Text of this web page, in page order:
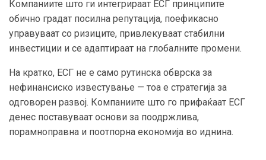
Компаниите што ги интегрираат ЕСГ принципите
обично градат посилна репутација, поефикасно
управуваат со ризиците, привлекуваат стабилни
инвестиции и се адаптираат на глобалните промени.
На кратко, ЕСГ не е само рутинска обврска за
нефинансиско известување — тоа е стратегија за
одговорен развој. Компаниите што го прифаќаат ЕСГ
денес поставуваат основи за поодржлива,
порамноправна и поотпорна економија во иднина.